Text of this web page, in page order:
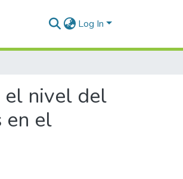
Log In
el nivel del
en el